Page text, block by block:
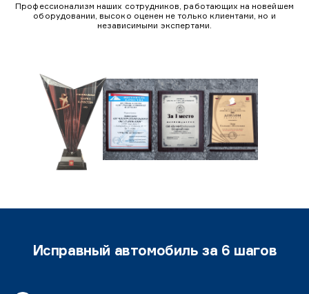
Профессионализм наших сотрудников, работающих на новейшем
оборудовании, высоко оценен не только клиентами, но и
независимыми экспертами.
Исправный автомобиль за 6 шагов